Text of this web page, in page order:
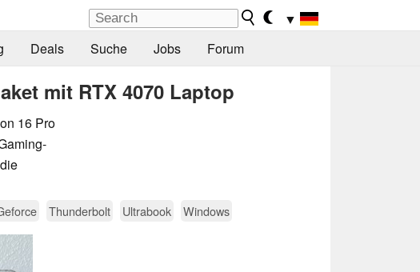
▼
Deals Suche Jobs Forum
mit RTX 4070 Laptop
16 Pro
Thunderbolt Ultrabook Windows